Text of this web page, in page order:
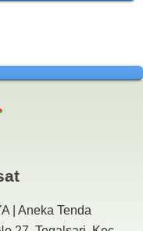
| Aneka Tenda